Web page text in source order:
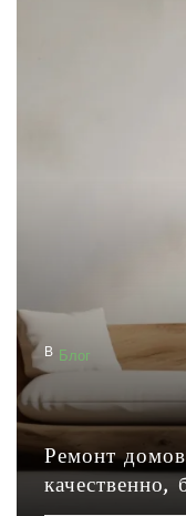
В Блог
Ремонт
качественно,